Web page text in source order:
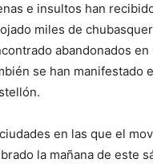
e insultos han
miles de
abandonados
se han manifestado
en las que el
la mañana de este